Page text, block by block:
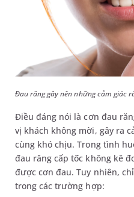
Đau răng gây nên những cảm giác
Điều đáng nói là cơn đau
vị khách không mời, gây ra
cùng khó chịu. Trong tình
đau răng cấp tốc không kê
được cơn đau. Tuy nhiên,
trong các trường hợp: